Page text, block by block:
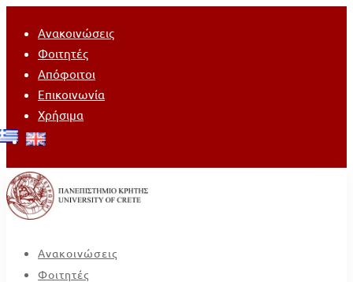
Ανακοινώσεις
Φοιτητές
Απόφοιτοι
Επικοινωνία
Χρήσιμα
Ανακοινώσεις
Φοιτητές